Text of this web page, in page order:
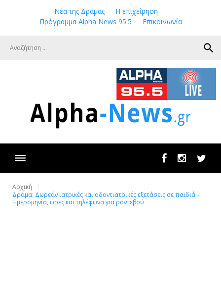
Νέα της Δράμας
Η επιχείρηση
Πρόγραμμα Alpha News 95.5
Επικοινωνία
search
FacebookInstagram
Αρχική
Δράμα: Δωρεάν ιατρικές και οδοντιατρικές εξετάσεις σε παιδιά –
Ημερομηνία, ώρες και τηλέφωνα για ραντεβού